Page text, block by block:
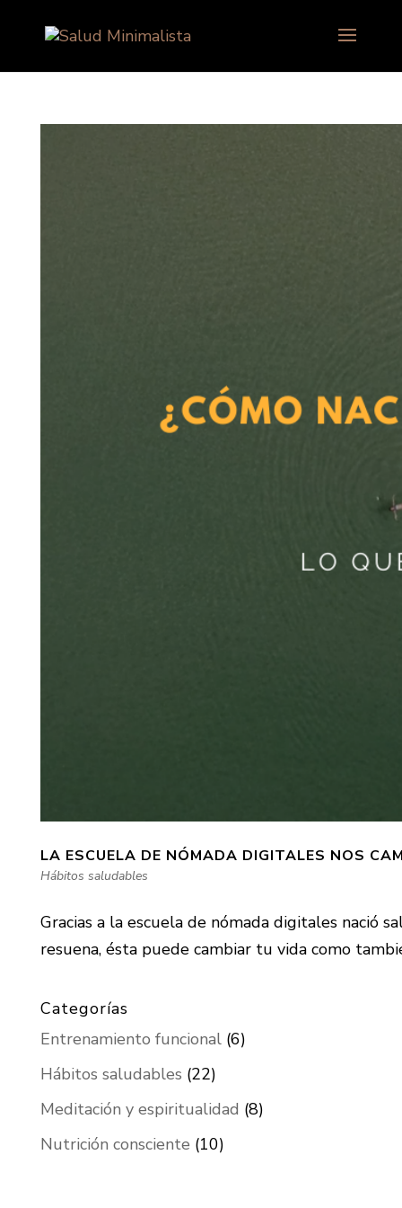
LA ESCUELA DE NÓMADA DIGITALES NOS
Hábitos saludables
Gracias a la escuela de nómada digitales
resuena, ésta puede cambiar tu vida como
Categorías
Entrenamiento funcional(6)
Hábitos saludables (22)
Meditación y espiritualidad (8)
Nutrición consciente (10)